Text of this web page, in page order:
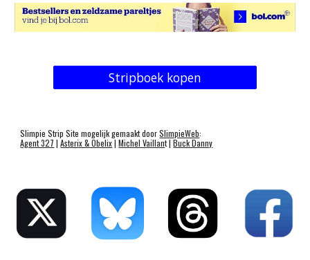
Stripboek kopen
Slimpie Strip Site mogelijk gemaakt doorSlimpieWeb:
Agent 327 |Asterix & Obelix|Michel Vaillant |Buck Danny